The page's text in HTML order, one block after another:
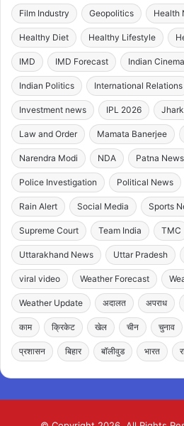
Film Industry Geopolitics Health
Healthy Diet Healthy Lifestyle
IMD IMD Forecast Indian Cinema
Indian Politics International Relations
Investment news IPL 2026
Law and Order Mamata Banerjee
Narendra Modi NDA Patna News
Police Investigation Political News
Rain Alert Social Media Sports
Supreme Court Team India TMC
Uttarakhand News Uttar Pradesh
viral video Weather Forecast
Weather Update अदालत अपराध
काम क्रिकेट खेल चीन चुनाव
प्रशासन बिहार बॉलीवुड भारत